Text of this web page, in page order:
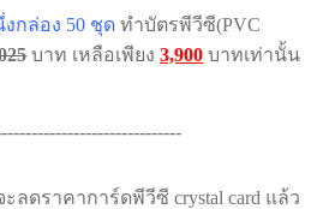
กล่อง 50 ชุด ทำบัตรพีวีซี(PVC
บาท เหลือเพียง3,900 บาทเท่านั้น
ะลดราคาการ์ดพีวีซี crystal card แล้ว